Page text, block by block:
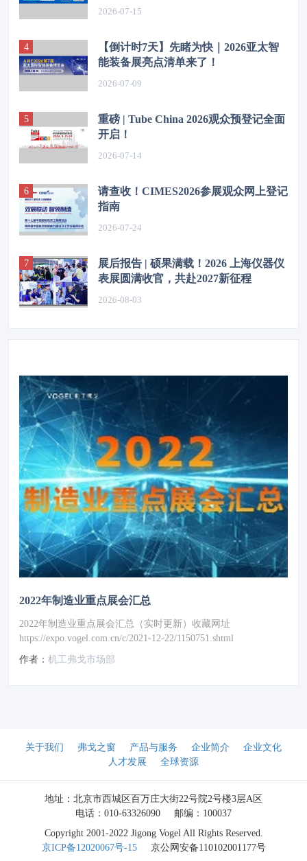
2026-07-15
【倒计时7天】先睹为快｜2026亚太智
能装备展亮点清单来了！
2026-07-09
重磅 | Tube China 2026观众预登记全面
开启！
2026-07-14
请查收！CIMES2026参展观众网上登记
指南
2026-07-24
展后报告 | 硕果满载！2026 上海仪器仪
表展圆满收官，共赴2027新征程
2026-08-03
2022年制造业重点展会汇总
2022年制造业重点展会汇总（实时更新）收藏网址
https://expo.vogel.com.cn/c/2021-12-22/1150751.shtml
作者： 机工弗戈市场部
关于我们 弗戈之窗 产品与服务 企业简介
企业文化
人才发展
全球资源
地址：北京市西城区百万庄大街22号院2号楼3层A区
电话：010-63326090
邮编：100037
Copyright 2001-2022 Jigong Vogel All Rights Reserved.
京ICP备12020067号-15
京公网安备110102001177号